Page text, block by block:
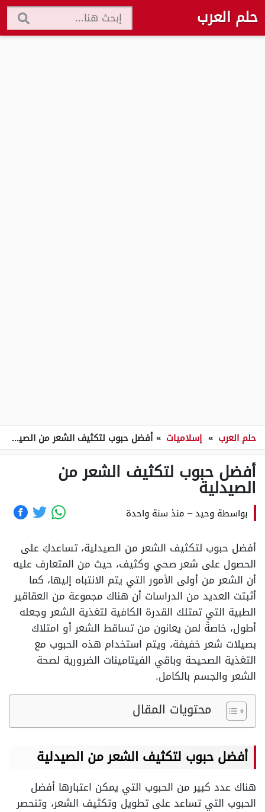
حلم العرب
حلم العرب » إسلاميات » أفضل حبوب لتكثيف الشعر من الصيدلية
أفضل حبوب لتكثيف الشعر من
الصيدلية
بواسطة وحيد– منذ سنة واحدة
أفضل حبوب لتكثيف الشعر من الصيدلية، تساعدكِ على
الحصول على شعر صحي وكثيف، حيث من المتعارف عليه
أن الشعر من أولى الأمور التي يتم الانتباه إليها، كما
أثبتت العديد من الدراسات أن هناك مجموعة من العقاقير
الطبية التي تمتلك القدرة الكافية لتغذية الشعر وجعله
أطول، خاصةً لمن يعانون من تساقط الشعر أو امتلاك
بصيلات شعر خفيفة، ويتم استخدام هذه الحبوب مع
التغذية الصحيحة وباقي الفيتامينات الضرورية لصحة
الشعر والجسم بالكامل.
محتويات المقال
أفضل حبوب لتكثيف الشعر من الصيدلية
هناك عدد كبير من الحبوب التي يمكن اعتبارها أفضل
الحبوب التي تساعد على تطويل وتكثيف الشعر، وتنحصر